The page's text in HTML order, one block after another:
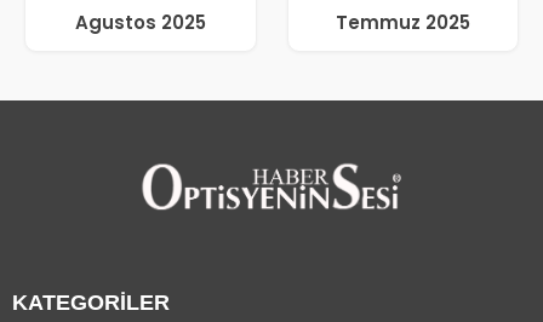
Agustos 2025 Temmuz 2025
KATEGORİLER